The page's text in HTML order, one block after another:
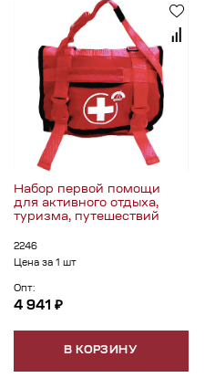
Набор первой помощи
для активного отдыха,
туризма, путешествий
2246
Цена за 1 шт
Опт:
4 941 ₽
В КОРЗИНУ